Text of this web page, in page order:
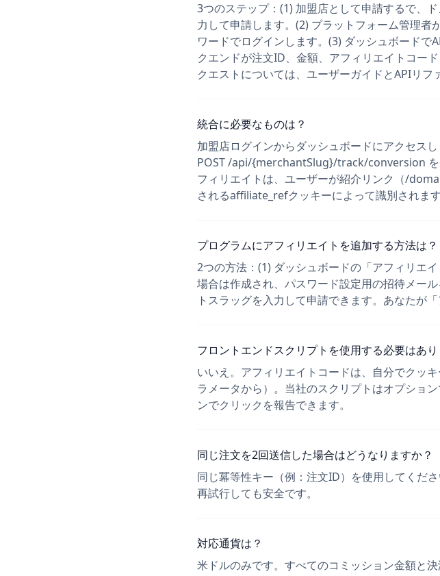
3つのステップ：(1) 加盟店として申請するで、
力して申請します。(2) プラットフォーム管理
ワードでログインします。(3) ダッシュボード
クエンドが注文ID、金額、アフィリエイトコー
クエストについては、ユーザーガイドとAPIリフ
統合に必要なものは？
加盟店ログインからダッシュボードにアクセス
POST /api/{merchantSlug}/track/conversion
フィリエイトは、ユーザーが紹介リンク（/
されるaffiliate_refクッキーによって識別されます
プログラムにアフィリエイトを追加する方法は？
2つの方法：(1) ダッシュボードの「アフィリエ
場合は作成され、パスワード設定用の招待メー
トスラッグを入力して申請できます。あなたが
フロントエンドスクリプトを使用する必要はあり
いいえ。アフィリエイトコードは、自分でクッ
ラメータから）。当社のスクリプトはオプショ
ンでクリックを報告できます。
同じ注文を2回送信した場合はどうなりますか？
同じ冪等性キー（例：注文ID）を使用してくだ
再試行しても安全です。
対応通貨は？
米ドルのみです。すべてのコミッション金額と決